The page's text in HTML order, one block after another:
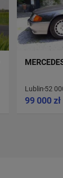
Lublin 52
99 000 zł